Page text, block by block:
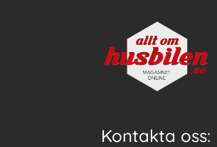
Kontakta oss: